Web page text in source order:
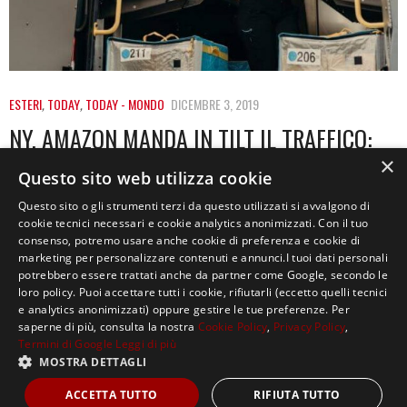
ESTERI,TODAY,TODAY - MONDO DICEMBRE 3, 2019
NY, AMAZON MANDA IN TILT IL TRAFFICO:
CAMION MULTATI PER 27 MILIONI DI
DOLLARI
Sono circa 1,5 milioni i pacchi che vengono consegnati
ogni giorno nella città di New…
Copyright ©2021, MASTERX Tutti i diritti riservati.
×
Questo sito web utilizza cookie
Questo sito o gli strumenti terzi da questo utilizzati si avvalgono di
cookie tecnici necessari e cookie analytics anonimizzati. Con il tuo
consenso, potremo usare anche cookie di preferenza e cookie di
marketing per personalizzare contenuti e annunci.I tuoi dati personali
potrebbero essere trattati anche da partner come Google, secondo le
loro policy. Puoi accettare tutti i cookie, rifiutarli (eccetto quelli tecnici
e analytics anonimizzati) oppure gestire le tue preferenze. Per
saperne di più, consulta la nostra Cookie Policy, Privacy Policy,
Termini di Google Leggi di più
MOSTRA DETTAGLI
ACCETTA TUTTO RIFIUTA TUTTO